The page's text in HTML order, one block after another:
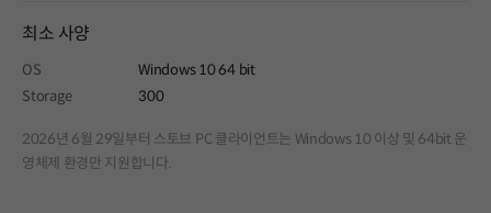
최소 사양
OS
Windows 10 64 bit
Storage
300
2026년 6월 29일부터 스토브 PC 클라이언트는 Windows 10 이상 및 64bit 운
영체제 환경만 지원합니다.